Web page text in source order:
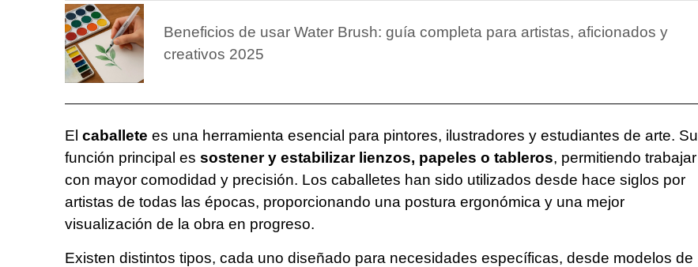
Beneficios de usar Water Brush: guía completa para artistas, aficionados y
creativos 2025
El caballete es una herramienta esencial para pintores, ilustradores y estudiantes de arte. Su
función principal es sostener y estabilizar lienzos, papeles o tableros, permitiendo trabajar
con mayor comodidad y precisión. Los caballetes han sido utilizados desde hace siglos por
artistas de todas las épocas, proporcionando una postura ergonómica y una mejor
visualización de la obra en progreso.
Existen distintos tipos, cada uno diseñado para necesidades específicas, desde modelos de